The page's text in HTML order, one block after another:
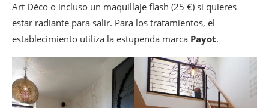
Art Déco o incluso un maquillaje flash (25 €) si quieres
estar radiante para salir. Para los tratamientos, el
establecimiento utiliza la estupenda marca Payot.